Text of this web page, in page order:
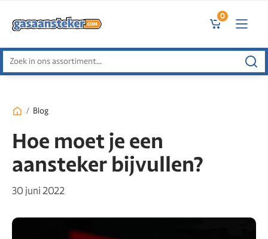
0
Zoeken
naar:
/ Blog
Hoe moet je een
aansteker bijvullen?
30 juni 2022